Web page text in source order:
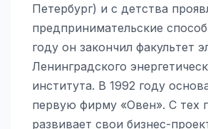
Петербург) и с детства
предпринимательские
году он закончил факультет
Ленинградского
института. В 1992 году
первую фирму «Овен». С тех
развивает свои бизнес-